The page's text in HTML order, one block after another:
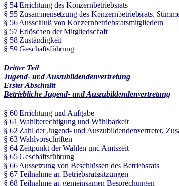
§ 54 Errichtung des Konzernbetriebsrats
§ 55 Zusammensetzung des Konzernbetriebsrats,
§ 56 Ausschluß von Konzernbetriebsratsmitgliedern
§ 57 Erlöschen der Mitgliedschaft
§ 58 Zuständigkeit
§ 59 Geschäftsführung
Dritter Teil
Jugend- und Auszubildendenvertretung
Erster Abschnitt
Betriebliche Jugend- und Auszubildendenvertretung
§ 60 Errichtung und Aufgabe
§ 61 Wahlberechtigung und Wählbarkeit
§ 62 Zahl der Jugend- und Auszubildendenvertreter,
§ 63 Wahlvorschriften
§ 64 Zeitpunkt der Wahlen und Amtszeit
§ 65 Geschäftsführung
§ 66 Aussetzung von Beschlüssen des Betriebsrats
§ 67 Teilnahme an Betriebsratssitzungen
§ 68 Teilnahme an gemeinsamen Besprechungen